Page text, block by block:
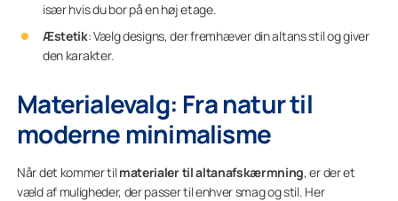
især hvis du bor på en høj etage.
Æstetik: Vælg designs, der fremhæver din altans stil og giver
den karakter.
Materialevalg: Fra natur til
moderne minimalisme
Når det kommer tilmaterialer til altanafskærmning, er der et
væld af muligheder, der passer til enhver smag og stil. Her